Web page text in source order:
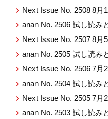
Next Issue No. 2508 8月
anan No. 2506 試し読み
Next Issue No. 2507 8月
anan No. 2505 試し読み
Next Issue No. 2506 7月
anan No. 2504 試し読み
Next Issue No. 2505 7月
anan No. 2503 試し読み